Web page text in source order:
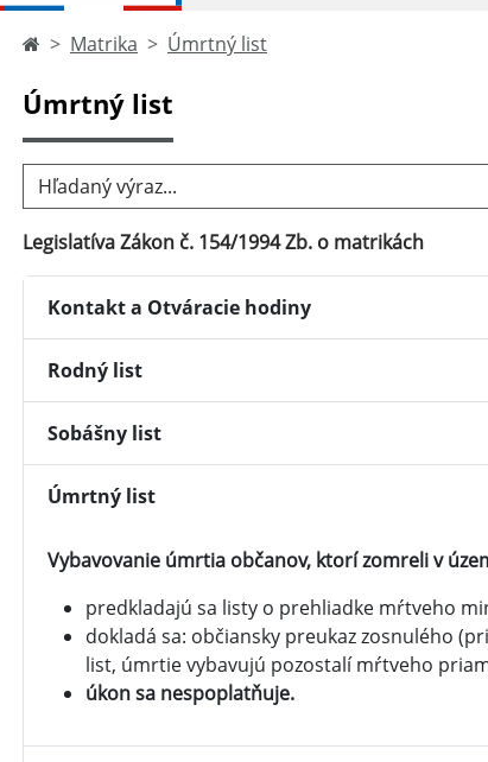
Matrika Úmrtný list
Úmrtný list
Hľadaný výraz...
Legislatíva Zákon č. 154/1994 Zb. o matrikách
Kontakt a Otváracie hodiny
Rodný list
Sobášny list
Úmrtný list
Vybavovanie úmrtia občanov, ktorí zomreli v
predkladajú sa listy o prehliadke mŕtveho
dokladá sa: občiansky preukaz zosnulého
list, úmrtie vybavujú pozostalí mŕtveho
úkon sa nespoplatňuje.